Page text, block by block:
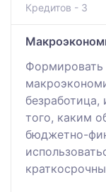
Кредитов - 3
Формировать
того, каким
бюджетно-